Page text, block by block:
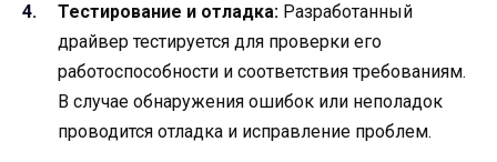
Тестирование и отладка: Разработанный
драйвер тестируется для проверки его
работоспособности и соответствия требованиям.
В случае обнаружения ошибок или неполадок
проводится отладка и исправление проблем.